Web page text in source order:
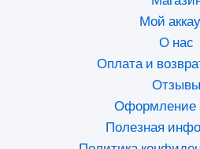
Мой
О нас
Оплата и
Отзывы
Оформление
Полезная